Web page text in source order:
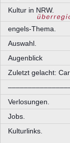
Kultur in NRW.
engels-Thema.
Auswahl.
Augenblick
Zuletzt gelacht:
Verlosungen.
Jobs.
Kulturlinks.